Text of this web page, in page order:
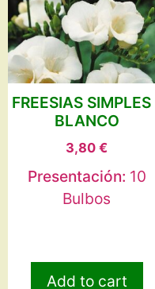
FREESIAS
BLANCO
3,80 €
Presentación: 10
Bulbos
Add to cart